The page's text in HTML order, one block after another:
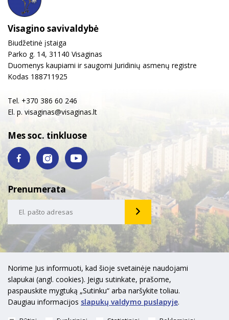
Visagino savivaldybė
Biudžetinė įstaiga
Parko g. 14, 31140 Visaginas
Duomenys kaupiami ir saugomi Juridinių asmenų registre
Kodas 188711925
Tel. +370 386 60 246
El. p. visaginas@visaginas.lt
Mes soc. tinkluose
Prenumerata
Norime Jus informuoti, kad šioje svetainėje naudojami
slapukai (angl. cookies). Jeigu sutinkate, prašome,
paspauskite mygtuką „Sutinku“ arba naršykite toliau.
Daugiau informacijos slapukų valdymo puslapyje.